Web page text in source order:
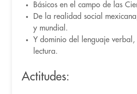
Básicos en el campo de las
De la realidad social
y mundial.
Y dominio del lenguaje verbal,
lectura.
Actitudes: